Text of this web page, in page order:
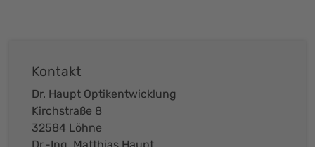
Kontakt
Dr. Haupt Optikentwicklung
Kirchstraße 8
32584 Löhne